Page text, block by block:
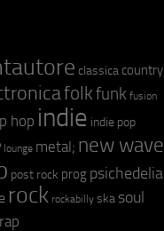
classica country
folkfunk fusion
hop indie indie pop
lounge metal; new wave
post rock prog psichedelia
rock rockabilly ska soul